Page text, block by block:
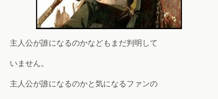
主人公が誰になるのかなどもまだ判明して
いません。
主人公が誰になるのかと気になるファンの